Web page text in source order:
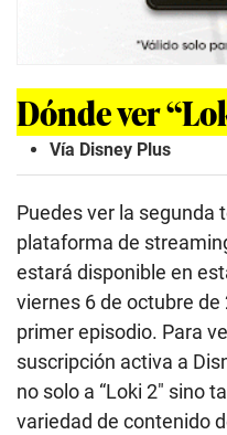
Dónde ver
Vía Disney Plus
Puedes ver la segunda
plataforma de
estará disponible en
viernes 6 de octubre
primer episodio. Para
suscripción activa a
no solo a “Loki 2″ sino
variedad de contenido